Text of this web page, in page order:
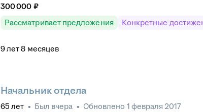
300 000 ₽
Рассматривает предложения
Конкретные
9лет 8 месяцев
Начальник отдела
65 лет • Был вчера • Обновлено 1 февраля 2017